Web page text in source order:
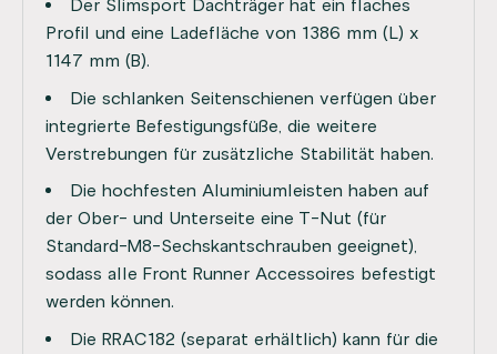
Der Slimsport Dachträger hat ein flaches
Profil und eine Ladefläche von 1386 mm (L) x
1147 mm (B).
Die schlanken Seitenschienen verfügen über
integrierte Befestigungsfüße, die weitere
Verstrebungen für zusätzliche Stabilität haben.
Die hochfesten Aluminiumleisten haben auf
der Ober- und Unterseite eine T-Nut (für
Standard-M8-Sechskantschrauben geeignet),
sodass alle Front Runner Accessoires befestigt
werden können.
Die RRAC182 (separat erhältlich) kann für die